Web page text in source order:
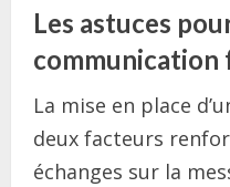
Les astuces
communication
La mise en place
deux facteurs
échanges sur la